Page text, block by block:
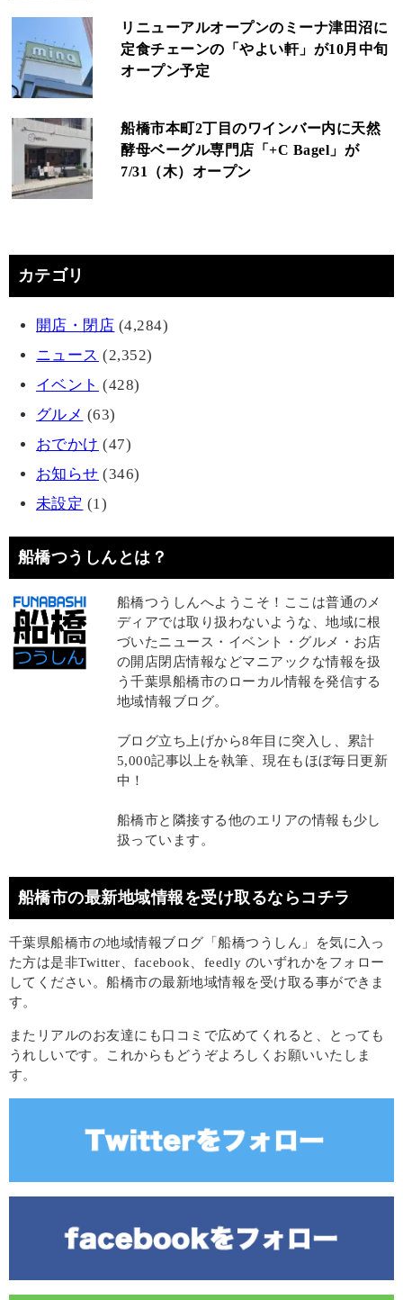
リニューアルオープンのミーナ津田沼に
定食チェーンの「やよい軒」が10月中旬
オープン予定
船橋市本町2丁目のワインバー内に天然
酵母ベーグル専門店「+C Bagel」が
7/31（木）オープン
カテゴリ
開店・閉店 (4,284)
ニュース (2,352)
イベント (428)
グルメ (63)
おでかけ (47)
お知らせ (346)
未設定 (1)
船橋つうしんとは？
船橋つうしんへようこそ！ここは普通のメ
ディアでは取り扱わないような、地域に根
づいたニュース・イベント・グルメ・お店
の開店閉店情報などマニアックな情報を扱
う千葉県船橋市のローカル情報を発信する
地域情報ブログ。
ブログ立ち上げから8年目に突入し、累計
5,000記事以上を執筆、現在もほぼ毎日更新
中！
船橋市と隣接する他のエリアの情報も少し
扱っています。
船橋市の最新地域情報を受け取るならコチラ
千葉県船橋市の地域情報ブログ「船橋つうしん」を気に入っ
た方は是非Twitter、facebook、feedly のいずれかをフォロー
してください。船橋市の最新地域情報を受け取る事ができま
す。
またリアルのお友達にも口コミで広めてくれると、とっても
うれしいです。これからもどうぞよろしくお願いいたしま
す。